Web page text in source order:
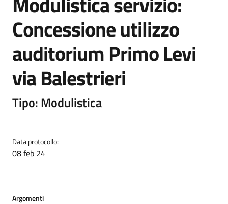
Concessione utilizzo
auditorium Primo Levi
via Balestrieri
Tipo: Modulistica
Data protocollo:
08 feb 24
Argomenti